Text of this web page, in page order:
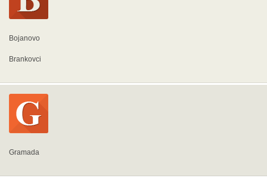
Bojanovo
Brankovci
Gramada